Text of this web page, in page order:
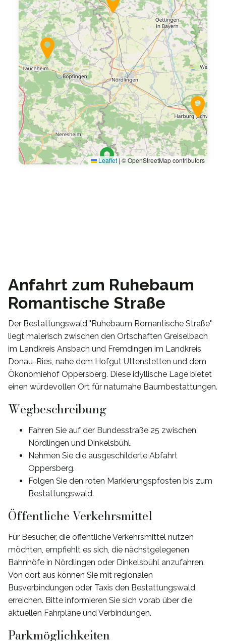
Leaflet | © OpenStreetMap contributors
Anfahrt zum Ruhebaum
Romantische Straße
Der Bestattungswald "Ruhebaum Romantische Straße"
liegt malerisch zwischen den Ortschaften Greiselbach
im Landkreis Ansbach und Fremdingen im Landkreis
Donau-Ries, nahe dem Hofgut Uttenstetten und dem
Ökonomiehof Oppersberg. Diese idyllische Lage bietet
einen würdevollen Ort für naturnahe Baumbestattungen.
Wegbeschreibung
Fahren Sie auf der Bundesstraße 25 zwischen
Nördlingen und Dinkelsbühl.
Nehmen Sie die ausgeschilderte Abfahrt
Oppersberg.
Folgen Sie den roten Markierungspfosten bis zum
Bestattungswald.
Öffentliche Verkehrsmittel
Für Besucher, die öffentliche Verkehrsmittel nutzen
möchten, empfiehlt es sich, die nächstgelegenen
Bahnhöfe in Nördlingen oder Dinkelsbühl anzufahren.
Von dort aus können Sie mit regionalen
Busverbindungen oder Taxis den Bestattungswald
erreichen. Bitte informieren Sie sich vorab über die
aktuellen Fahrpläne und Verbindungen.
Parkmöglichkeiten